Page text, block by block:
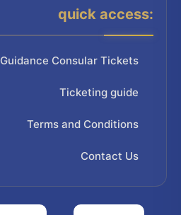
quick access:
Guidance Consular Tickets
Ticketing guide
Terms and Conditions
Contact Us